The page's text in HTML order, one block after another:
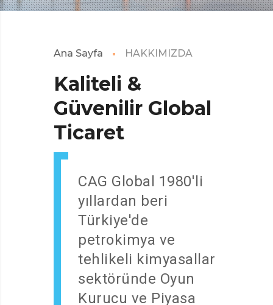
Ana Sayfa HAKKIMIZDA
Kaliteli &
Güvenilir Global
Ticaret
CAG Global 1980'li
yıllardan beri
Türkiye'de
petrokimya ve
tehlikeli kimyasallar
sektöründe Oyun
Kurucu ve Piyasa